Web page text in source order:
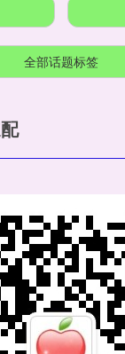
全部话题标签